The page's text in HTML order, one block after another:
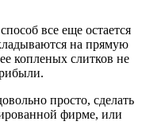
все еще остается
на прямую
копленых слитков не
просто, сделать
фирме, или